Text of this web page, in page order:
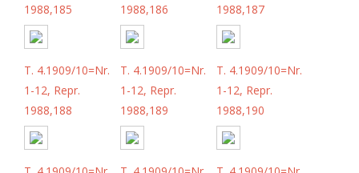
1988,185
1988,186
1988,187
T. 4.1909/10=Nr.
1-12, Repr.
1988,188
T. 4.1909/10=Nr.
1-12, Repr.
1988,189
T. 4.1909/10=Nr.
1-12, Repr.
1988,190